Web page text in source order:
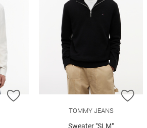
ZUR WUNSCHLISTE HINZUFÜGEN
TOMMY JEANS
Sweater "SLM"